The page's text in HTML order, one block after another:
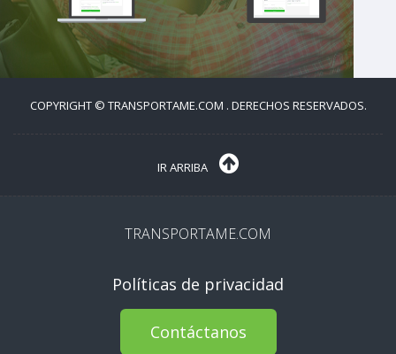
COPYRIGHT © TRANSPORTAME.COM . DERECHOS RESERVADOS.
IR ARRIBA
TRANSPORTAME.COM
Políticas de privacidad
Contáctanos